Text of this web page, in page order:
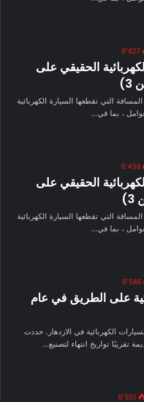
6٬627
الحقيقي على
التي تقطعها السيارة الكهربائية
، بما في…
6٬458
الحقيقي على
التي تقطعها السيارة الكهربائية
، بما في…
6٬586
على الطريق في عام
السيارات الكهربائية في الازدهار. حددت
تقريبًا تواريخ انتهاء لتصنيع…
6٬551